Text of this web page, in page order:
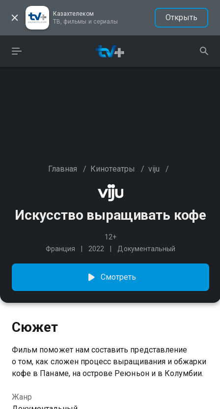
Казахтелеком
ТВ, фильмы и сериалы
Открыть
Главная / Кинотеатры / viju /
Искусство выращивать кофе
12+
Франция
2022 Документальный
Смотреть
Сюжет
Фильм поможет нам составить представление
о том, как сложен процесс выращивания и обжарки
кофе в Панаме, на острове Реюньон и в Колумбии.
Жанр